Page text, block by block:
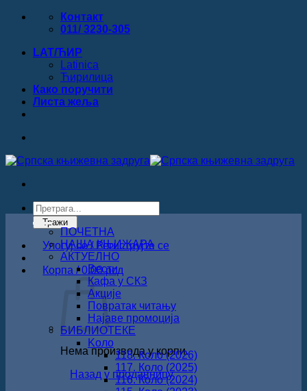
Прескочи
Контакт
011/ 3230-305
LAT/ЋИР
Latinica
Ћирилица
Како поручити
Листa жеља
Products
search
Тражи
Улогуј се / Региструјте се
Корпа /0.00рсд
Нема производа у корпи.
Назад у продавницу
ПОЧЕТНА
НАША КЊИЖАРА
АКТУЕЛНО
Вести
Кафа у СКЗ
Акције
Повратак читању
Најаве промоција
БИБЛИОТЕКЕ
Koло
118. Коло (2026)
117. Коло (2025)
116. Коло (2024)